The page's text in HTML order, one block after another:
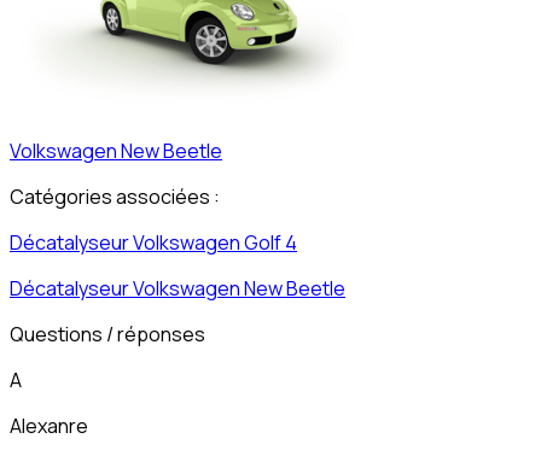
VolkswagenNew Beetle
Catégories associées :
DécatalyseurVolkswagenGolf 4
DécatalyseurVolkswagenNew Beetle
Questions / réponses
A
Alexanre